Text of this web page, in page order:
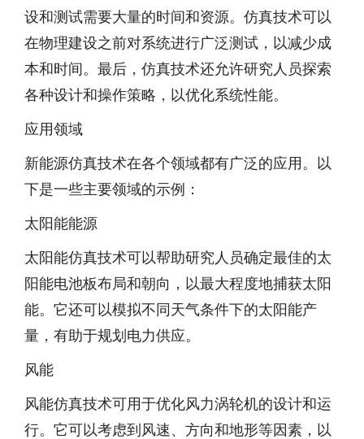
设和测试需要大量的时间和资源。仿真技术可以
在物理建设之前对系统进行广泛测试，以减少成
本和时间。最后，仿真技术还允许研究人员探索
各种设计和操作策略，以优化系统性能。
应用领域
新能源仿真技术在各个领域都有广泛的应用。以
下是一些主要领域的示例：
太阳能能源
太阳能仿真技术可以帮助研究人员确定最佳的太
阳能电池板布局和朝向，以最大程度地捕获太阳
能。它还可以模拟不同天气条件下的太阳能产
量，有助于规划电力供应。
风能
风能仿真技术可用于优化风力涡轮机的设计和运
行。它可以考虑到风速、方向和地形等因素，以